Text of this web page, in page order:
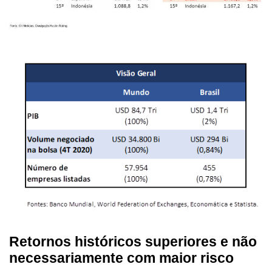
Retornos históricos superiores e não
necessariamente com maior risco